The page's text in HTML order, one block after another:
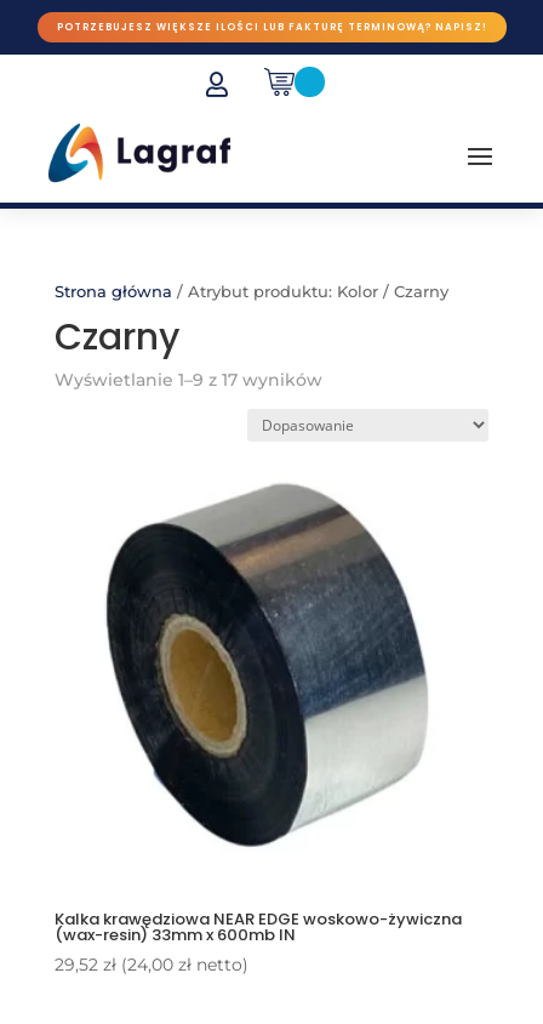
POTRZEBUJESZ WIĘKSZE ILOŚCI LUB FAKTURĘ TERMINOWĄ? NAPISZ!

Strona główna / Atrybut produktu: Kolor/ Czarny
Czarny
Wyświetlanie 1–9 z 17 wyników
Kalka krawędziowa NEAR EDGE woskowo-żywiczna
(wax-resin) 33mm x 600mb IN
29,52 zł (24,00 złnetto)